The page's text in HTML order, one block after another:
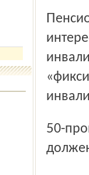
Пенсионерка Ольга Лукьяненко, представлявшая
50-процентную скидку за пользование телефоном, и он